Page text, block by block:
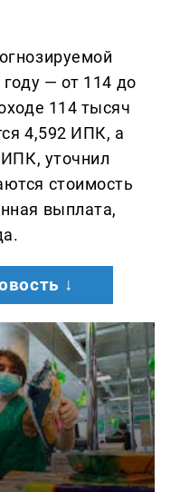
— от 114 до
114 тысяч
4,592 ИПК, а
уточнил
стоимость
выплата,
↓